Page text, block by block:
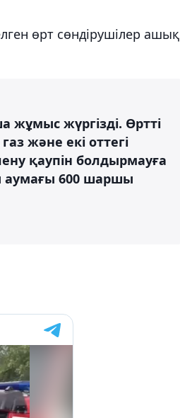
өрт сөндірушілер ашық
жүргізді. Өртті
және екі оттегі
қаупін болдырмауға
аумағы 600 шаршы